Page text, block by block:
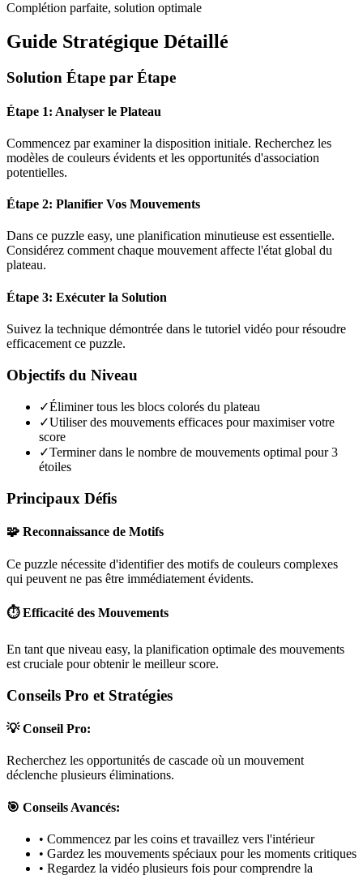
Complétion parfaite, solution optimale
Guide Stratégique Détaillé
Solution Étape par Étape
Étape 1: Analyser le Plateau
Commencez par examiner la disposition initiale. Recherchez les
modèles de couleurs évidents et les opportunités d'association
potentielles.
Étape 2: Planifier Vos Mouvements
Dans ce puzzle easy, une planification minutieuse est essentielle.
Considérez comment chaque mouvement affecte l'état global du
plateau.
Étape 3: Exécuter la Solution
Suivez la technique démontrée dans le tutoriel vidéo pour résoudre
efficacement ce puzzle.
Objectifs du Niveau
✓Éliminer tous les blocs colorés du plateau
✓Utiliser des mouvements efficaces pour maximiser votre
score
✓Terminer dans le nombre de mouvements optimal pour 3
étoiles
Principaux Défis
🧩 Reconnaissance de Motifs
Ce puzzle nécessite d'identifier des motifs de couleurs complexes
qui peuvent ne pas être immédiatement évidents.
⏱️ Efficacité des Mouvements
En tant que niveau easy, la planification optimale des mouvements
est cruciale pour obtenir le meilleur score.
Conseils Pro et Stratégies
💡 Conseil Pro:
Recherchez les opportunités de cascade où un mouvement
déclenche plusieurs éliminations.
🎯 Conseils Avancés:
• Commencez par les coins et travaillez vers l'intérieur
• Gardez les mouvements spéciaux pour les moments critiques
• Regardez la vidéo plusieurs fois pour comprendre la